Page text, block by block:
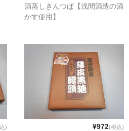
酒蒸しきんつば【浅間酒造の酒
かす使用】
) ¥972(税込)